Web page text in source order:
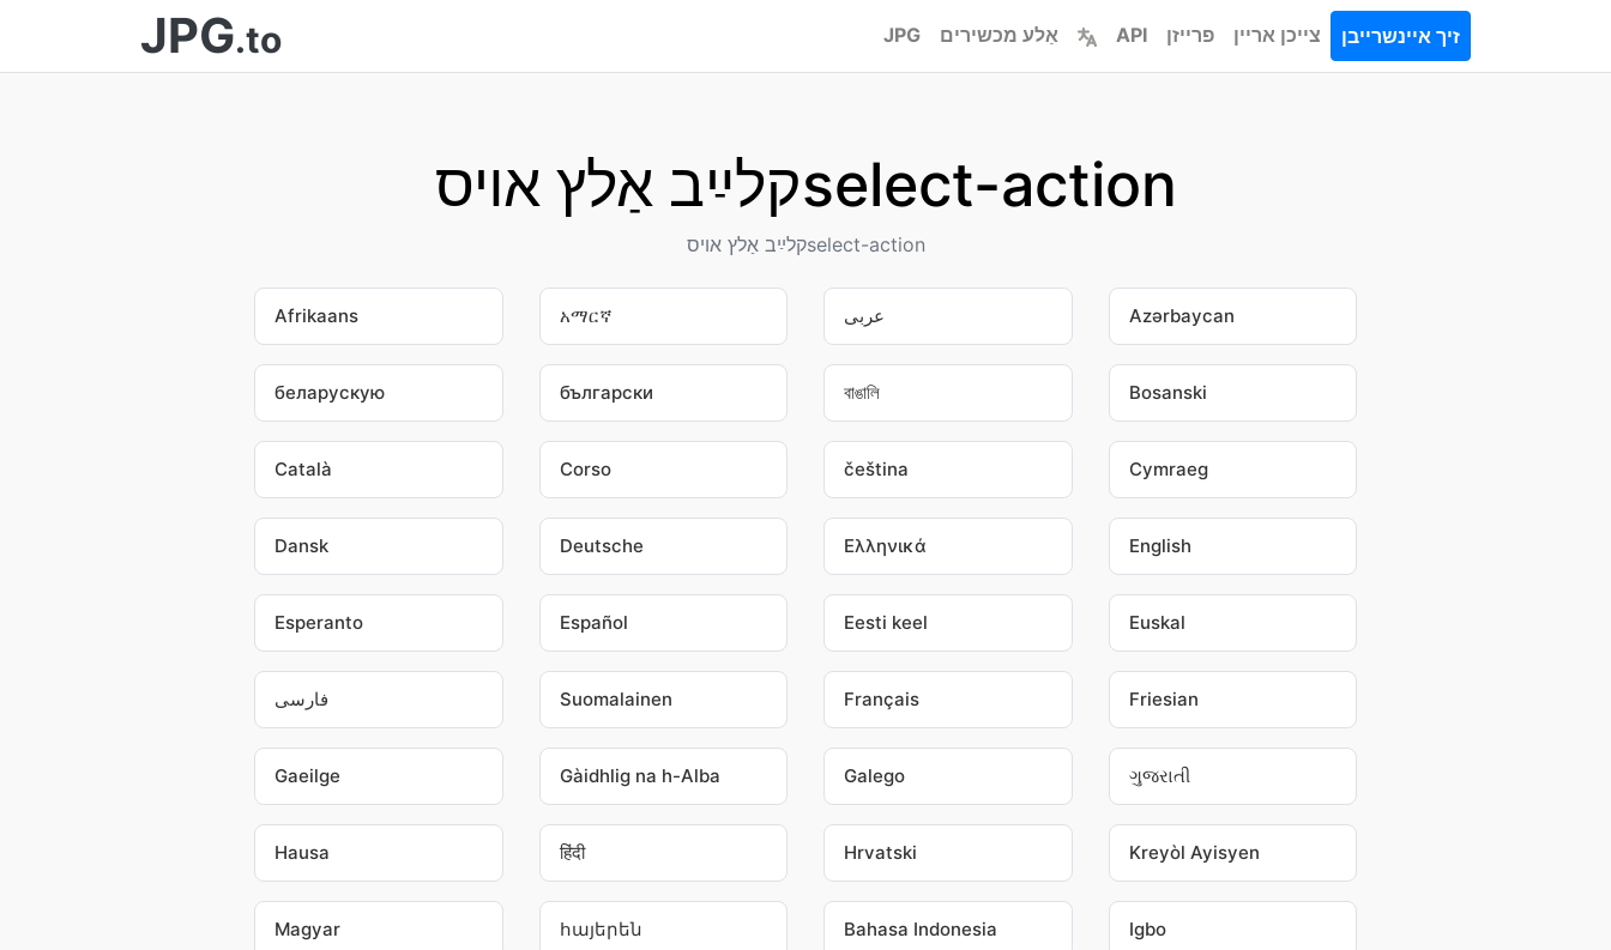
JPG.to JPG אַלע מכשירים API פרייזן צייכן אריין זיך איינשרייבן
קלײַב אַלץ אױסselect-action
קלײַב אַלץ אױסselect-action
Afrikaans አማርኛ عربى Azərbaycan
беларускую български বাঙালি Bosanski
Català Corso čeština Cymraeg
Dansk Deutsche Ελληνικά English
Esperanto Español Eesti keel Euskal
فارسی Suomalainen Français Friesian
Gaeilge Gàidhlig na h-Alba Galego ગુજરાતી
Hausa हिंदी Hrvatski Kreyòl Ayisyen
Magyar հայերեն Bahasa Indonesia Igbo